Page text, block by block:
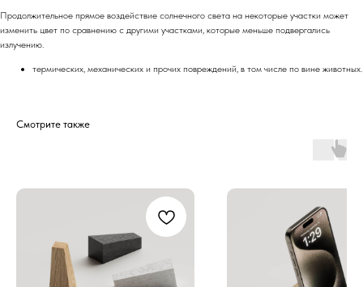
Продолжительное прямое воздействие солнечного света на некоторые участки может
изменить цвет по сравнению с другими участками, которые меньше подвергались
излучению.
термических, механических и прочих повреждений, в том числе по вине животных.
Смотрите также